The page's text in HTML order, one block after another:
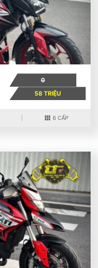
0
58 TRIỆU
6 CẤP